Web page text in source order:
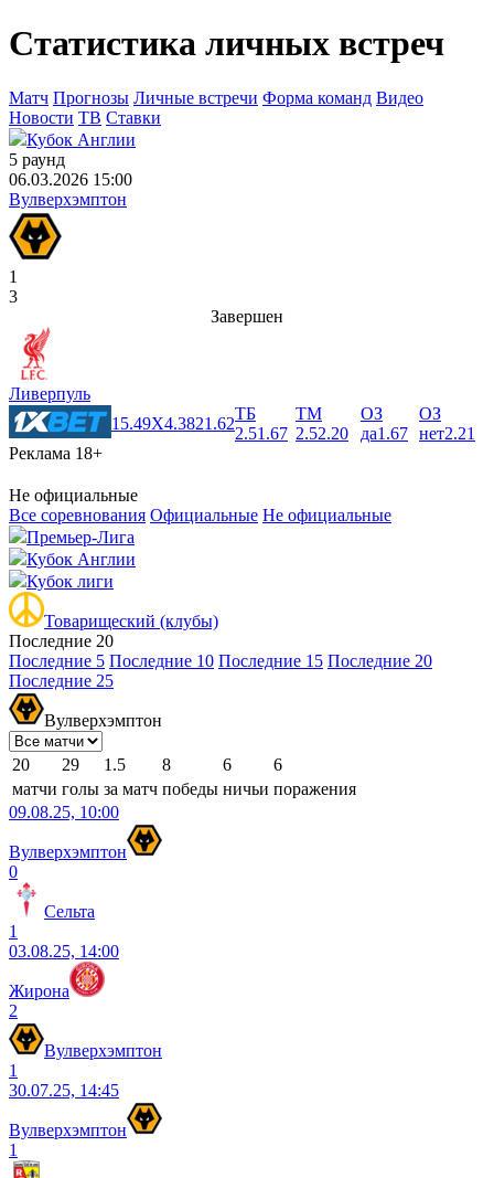
Статистика личных встреч
Матч Прогнозы Личные встречи Форма команд Видео
Новости ТВ Ставки
Кубок Англии
5 раунд
06.03.2026 15:00
Вулверхэмптон
1
3
Завершен
Ливерпуль
1 5.49X4.3821.62
ТБ
2.51.67
ТМ
2.52.20
ОЗ
да1.67
ОЗ
нет2.21
Реклама 18+
Не официальные
Все соревнования Официальные Не официальные
Премьер-Лига
Кубок Англии
Кубок лиги
Товарищеский (клубы)
Последние 20
Последние 5 Последние 10 Последние 15 Последние 20
Последние 25
Вулверхэмптон
20 29 1.5 8 6
6
матчи голы за матч победы ничьи поражения
09.08.25, 10:00
Вулверхэмптон
0
Сельта
1
03.08.25, 14:00
Жирона
2
Вулверхэмптон
1
30.07.25, 14:45
Вулверхэмптон
1